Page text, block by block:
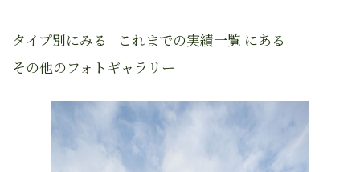
タイプ別にみる - これまでの実績一覧 にある
その他のフォトギャラリー